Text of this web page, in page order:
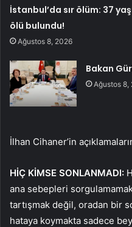
İstanbul’da sır ölüm: 37
ölü bulundu!
Ağustos 8, 2026
Bakan
Ağustos 8,
İlhan Cihaner’in
HİÇ KİMSE SONLANMADI:
ana sebepleri
tartışmak değil, oradan bir
hataya koymakta sadece